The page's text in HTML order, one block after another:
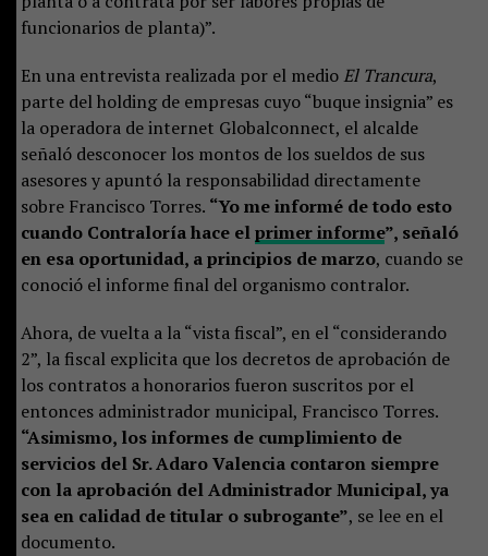
funcionarios de planta)”.
En una entrevista realizada por el medioEl Trancura,
parte del holding de empresas cuyo “buque insignia” es
la operadora de internet Globalconnect, el alcalde
señaló desconocer los montos de los sueldos de sus
asesores y apuntó la responsabilidad directamente
sobre Francisco Torres. “Yo me informé de todo esto
cuando Contraloría hace elprimer informe”, señaló
en esa oportunidad, a principios de marzo, cuando se
conoció el informe final del organismo contralor.
Ahora, de vuelta a la “vista fiscal”, en el “considerando
2”, la fiscal explicita que los decretos de aprobación de
los contratos a honorarios fueron suscritos por el
entonces administrador municipal, Francisco Torres.
“Asimismo, los informes de cumplimiento de
servicios del Sr. Adaro Valencia contaron siempre
con la aprobación del Administrador Municipal, ya
sea en calidad de titular o subrogante”, se lee en el
documento.